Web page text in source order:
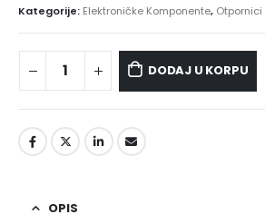
Kategorije: Elektroničke Komponente,
DODAJ U KORPU
OPIS